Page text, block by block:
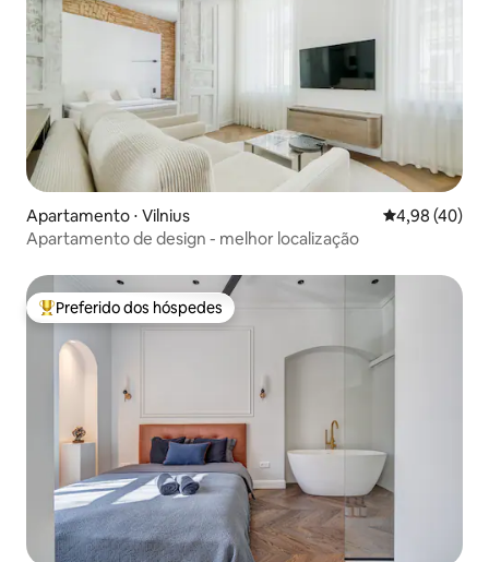
Apartamento ⋅ Vilnius 4,98 de uma
4,98 (40)
Apartamento de design - melhor localização
Entre os melhores preferidos dos hóspedes
Preferido dos hóspedes